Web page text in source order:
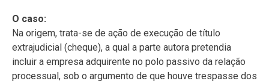
O caso:
Na origem, trata-se de ação de execução de título
extrajudicial (cheque), a qual a parte autora pretendia
incluir a empresa adquirente no polo passivo da relação
processual, sob o argumento de que houve trespasse dos